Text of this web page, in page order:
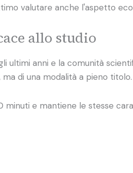
valutare anche l'aspetto
allo studio
ultimi anni e la comunità
di una modalità a pieno titolo.
e mantiene le stesse